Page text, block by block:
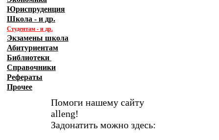
Юриспруденция
Школа - и др.
Студентам - и др.
Экзамены школа
Абитуриентам
Библиотеки
Справочники
Рефераты
Прочее
Помоги нашему сайту
alleng!
Задонатить можно здесь: